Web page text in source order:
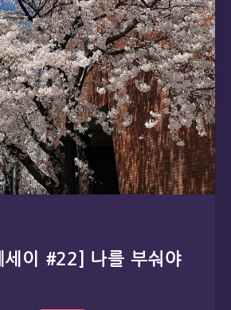
세이 #22] 나를 부숴야